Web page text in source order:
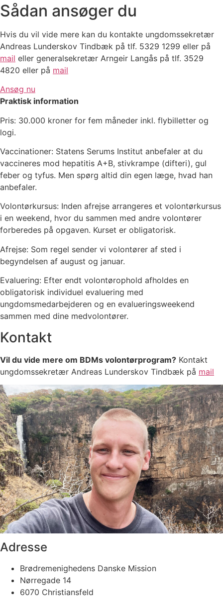
Sådan ansøger du
Hvis du vil vide mere kan du kontakte ungdomssekretær
Andreas Lunderskov Tindbæk på tlf. 5329 1299 eller på
mail eller generalsekretær Arngeir Langås på tlf. 3529
4820 eller på mail
Ansøg nu
Praktisk information
Pris: 30.000 kroner for fem måneder inkl. flybilletter og
logi.
Vaccinationer: Statens Serums Institut anbefaler at du
vaccineres mod hepatitis A+B, stivkrampe (difteri), gul
feber og tyfus. Men spørg altid din egen læge, hvad han
anbefaler.
Volontørkursus: Inden afrejse arrangeres et volontørkursus
i en weekend, hvor du sammen med andre volontører
forberedes på opgaven. Kurset er obligatorisk.
Afrejse: Som regel sender vi volontører af sted i
begyndelsen af august og januar.
Evaluering: Efter endt volontørophold afholdes en
obligatorisk individuel evaluering med
ungdomsmedarbejderen og en evalueringsweekend
sammen med dine medvolontører.
Kontakt
Vil du vide mere om BDMs volontørprogram? Kontakt
ungdomssekretær Andreas Lunderskov Tindbæk på mail
Adresse
Brødremenighedens Danske Mission
Nørregade 14
6070 Christiansfeld